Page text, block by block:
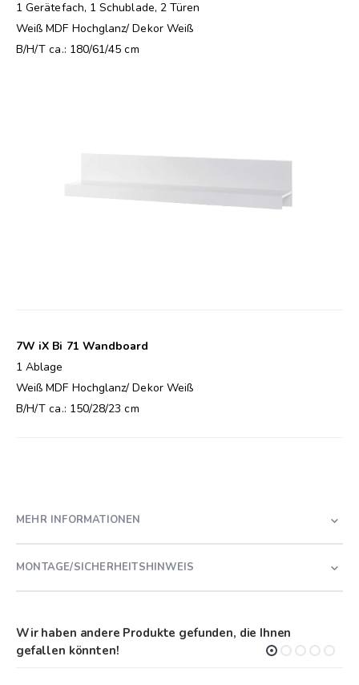
1 Gerätefach, 1 Schublade, 2 Türen
Weiß MDF Hochglanz/ Dekor Weiß
B/H/T ca.: 180/61/45 cm
7W iX Bi 71 Wandboard
1 Ablage
Weiß MDF Hochglanz/ Dekor Weiß
B/H/T ca.: 150/28/23 cm
MEHR INFORMATIONEN
MONTAGE/SICHERHEITSHINWEIS
Wir haben andere Produkte gefunden, die Ihnen
gefallen könnten!